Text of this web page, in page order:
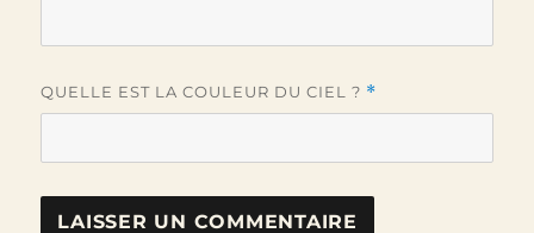
QUELLE EST LA COULEUR DU CIEL ? *